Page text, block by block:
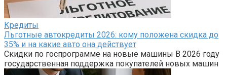
Кредиты
Льготные автокредиты 2026: кому положена скидка до
35% и на какие авто она действует
Скидки по госпрограмме на новые машины В 2026 году
государственная поддержка покупателей новых машин